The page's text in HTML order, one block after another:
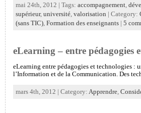
mai 24th, 2012 | Tags: accompagnement,
supérieur, université, valorisation | Category:
(sans TIC), Formation des enseignants| 5
eLearning – entre pédagogies
eLearning entre pédagogies et technologies :
l’Information et de la Communication. Des
mars 4th, 2012 | Category: Apprendre,